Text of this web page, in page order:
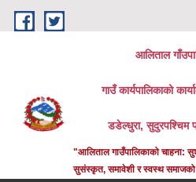
Skip to main content
आलिताल
गाउँ कार्यपालिकाको
डडेल्धुरा, सुदुरपश्चिम
"आलिताल गाउँपालिकाको चाहना:
सुसंस्कृत, समावेशी र स्वस्थ समाजको